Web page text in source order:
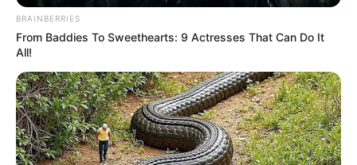
BRAINBERRIES
From Baddies To Sweethearts: 9 Actresses That Can Do It
All!